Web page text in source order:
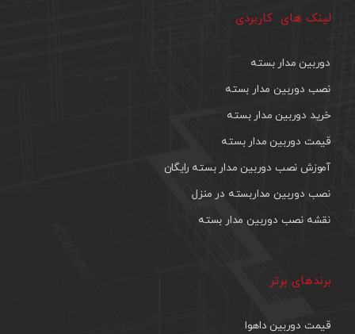
لینک های کاربردی
دوربین مدار بسته
نصب دوربین مدار بسته
خرید دوربین مدار بسته
قیمت دوربین مدار بسته
آموزش نصب دوربین مدار بسته رایگان
نصب دوربین مداربسته در منزل
نقشه نصب دوربین مدار بسته
برندهای برتر
قیمت دوربین داهوا